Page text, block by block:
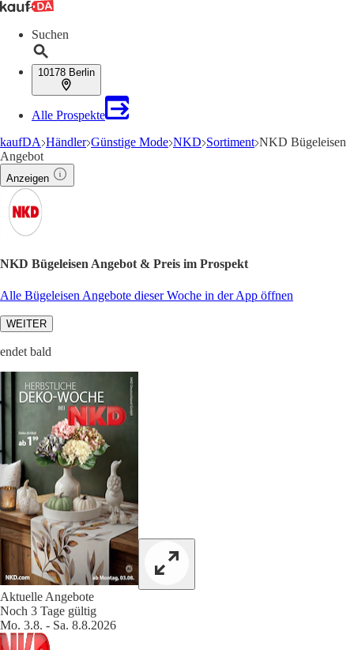
Suchen
10178 Berlin
Alle Prospekte
kaufDA Händler Günstige Mode NKD Sortiment NKD Bügeleisen
Angebot
Anzeigen
NKD Bügeleisen Angebot & Preis im Prospekt
Alle Bügeleisen Angebote dieser Woche in der App öffnen
WEITER
endet bald
Aktuelle Angebote
Noch 3 Tage gültig
Mo. 3.8. - Sa. 8.8.2026